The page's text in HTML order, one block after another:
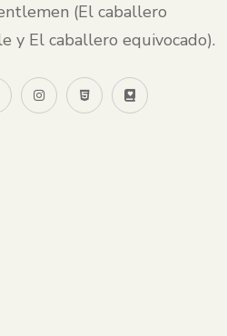
(El caballero
y El caballero equivocado).